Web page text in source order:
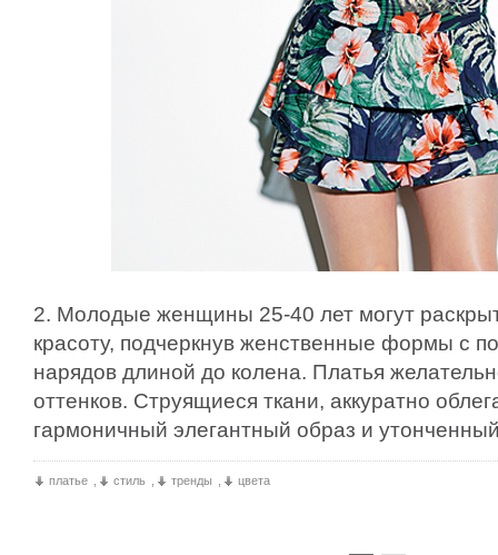
2. Молодые женщины 25-40 лет могут
красоту, подчеркнув женственные формы с
нарядов длиной до колена. Платья
оттенков. Струящиеся ткани, аккуратно
гармоничный элегантный образ и
платье стиль тренды цвета